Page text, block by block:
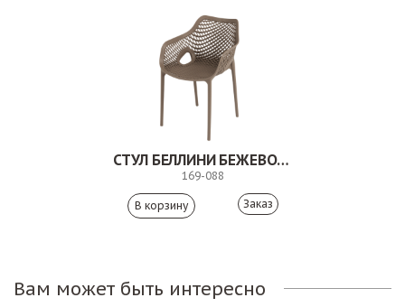
СТУЛ БЕЛЛИНИ БЕЖЕВО-КОРИЧНЕВЫЙ
169-088
Заказ
Вам может быть интересно